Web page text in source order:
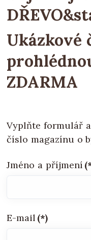
Ukázkové
ZDARMA
Vyplňte formulář
číslo magazínu o
Jméno a příjmení
E-mail (*)